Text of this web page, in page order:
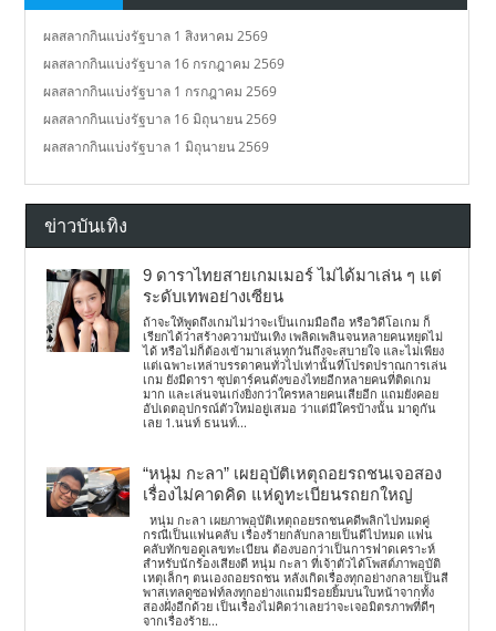
ผลสลากกินแบ่งรัฐบาล 1 สิงหาคม 2569
ผลสลากกินแบ่งรัฐบาล 16 กรกฎาคม 2569
ผลสลากกินแบ่งรัฐบาล 1 กรกฎาคม 2569
ผลสลากกินแบ่งรัฐบาล 16 มิถุนายน 2569
ผลสลากกินแบ่งรัฐบาล 1 มิถุนายน 2569
ข่าวบันเทิง
9 ดาราไทยสายเกมเมอร์ ไม่ได้มาเล่น ๆ แต่
ระดับเทพอย่างเซียน
ถ้าจะให้พูดถึงเกมไม่ว่าจะเป็นเกมมือถือ หรือวิดีโอเกม ก็
เรียกได้ว่าสร้างความบันเทิง เพลิดเพลินจนหลายคนหยุดไม่
ได้ หรือไม่ก็ต้องเข้ามาเล่นทุกวันถึงจะสบายใจ และไม่เพียง
แต่เฉพาะเหล่าบรรดาคนทั่วไปเท่านั้นที่โปรดปราณการเล่น
เกม ยังมีดารา ซุปตาร์คนดังของไทยอีกหลายคนที่ติดเกม
มาก และเล่นจนเก่งยิ่งกว่าใครหลายคนเสียอีก แถมยังคอย
อัปเดตอุปกรณ์ตัวใหม่อยู่เสมอ ว่าแต่มีใครบ้างนั้น มาดูกัน
เลย 1.นนท์ ธนนท์...
“หนุ่ม กะลา” เผยอุบัติเหตุถอยรถชนเจอสอง
เรื่องไม่คาดคิด แห่ดูทะเบียนรถยกใหญ่
หนุ่ม กะลา เผยภาพอุบัติเหตุถอยรถชนคดีพลิกไปหมดคู่
กรณีเป็นแฟนคลับ เรื่องร้ายกลับกลายเป็นดีไปหมด แฟน
คลับทักขอดูเลขทะเบียน ต้องบอกว่าเป็นการฟาดเคราะห์
สำหรับนักร้องเสียงดี หนุ่ม กะลา ที่เจ้าตัวได้โพสต์ภาพอุบัติ
เหตุเล็กๆ ตนเองถอยรถชน หลังเกิดเรื่องทุกอย่างกลายเป็นสี
พาสเทลดูซอฟท์ลงทุกอย่างแถมมีรอยยิ้มบนใบหน้าจากทั้ง
สองฝั่งอีกด้วย เป็นเรื่องไม่คิดว่าเลยว่าจะเจอมิตรภาพที่ดีๆ
จากเรื่องร้าย...